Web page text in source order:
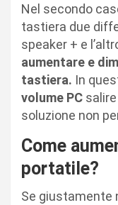
Nel secondo
tastiera due
speaker + e
aumentare e
tastiera. In
volume PC
soluzione non
Come
portatile?
Se giustamente